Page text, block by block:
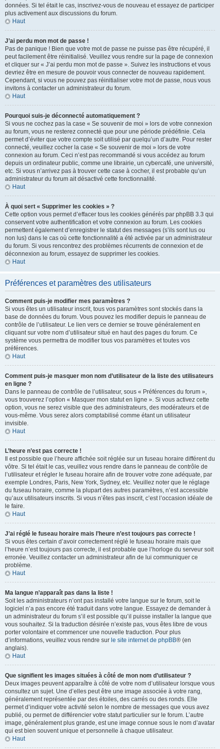
données. Si tel était le cas, inscrivez-vous de nouveau et essayez de participer
plus activement aux discussions du forum.
Haut
J’ai perdu mon mot de passe !
Pas de panique ! Bien que votre mot de passe ne puisse pas être récupéré, il
peut facilement être réinitialisé. Veuillez vous rendre sur la page de connexion
et cliquer sur « J’ai perdu mon mot de passe ». Suivez les instructions et vous
devriez être en mesure de pouvoir vous connecter de nouveau rapidement.
Cependant, si vous ne pouvez pas réinitialiser votre mot de passe, nous vous
invitons à contacter un administrateur du forum.
Haut
Pourquoi suis-je déconnecté automatiquement ?
Si vous ne cochez pas la case « Se souvenir de moi » lors de votre connexion
au forum, vous ne resterez connecté que pour une période prédéfinie. Cela
permet d’éviter que votre compte soit utilisé par quelqu’un d’autre. Pour rester
connecté, veuillez cocher la case « Se souvenir de moi » lors de votre
connexion au forum. Ceci n’est pas recommandé si vous accédez au forum
depuis un ordinateur public, comme une librairie, un cybercafé, une université,
etc. Si vous n’arrivez pas à trouver cette case à cocher, il est probable qu’un
administrateur du forum ait désactivé cette fonctionnalité.
Haut
À quoi sert « Supprimer les cookies » ?
Cette option vous permet d’effacer tous les cookies générés par phpBB 3.3 qui
conservent votre authentification et votre connexion au forum. Les cookies
permettent également d’enregistrer le statut des messages (s’ils sont lus ou
non lus) dans le cas où cette fonctionnalité a été activée par un administrateur
du forum. Si vous rencontrez des problèmes récurrents de connexion et de
déconnexion au forum, essayez de supprimer les cookies.
Haut
Préférences et paramètres des utilisateurs
Comment puis-je modifier mes paramètres ?
Si vous êtes un utilisateur inscrit, tous vos paramètres sont stockés dans la
base de données du forum. Vous pouvez les modifier depuis le panneau de
contrôle de l’utilisateur. Le lien vers ce dernier se trouve généralement en
cliquant sur votre nom d’utilisateur situé en haut des pages du forum. Ce
système vous permettra de modifier tous vos paramètres et toutes vos
préférences.
Haut
Comment puis-je masquer mon nom d’utilisateur de la liste des utilisateurs
en ligne ?
Dans le panneau de contrôle de l’utilisateur, sous « Préférences du forum »,
vous trouverez l’option « Masquer mon statut en ligne ». Si vous activez cette
option, vous ne serez visible que des administrateurs, des modérateurs et de
vous-même. Vous serez alors comptabilisé comme étant un utilisateur
invisible.
Haut
L’heure n’est pas correcte !
Il est possible que l’heure affichée soit réglée sur un fuseau horaire différent du
vôtre. Si tel était le cas, veuillez vous rendre dans le panneau de contrôle de
l’utilisateur et régler le fuseau horaire afin de trouver votre zone adéquate, par
exemple Londres, Paris, New York, Sydney, etc. Veuillez noter que le réglage
du fuseau horaire, comme la plupart des autres paramètres, n’est accessible
qu’aux utilisateurs inscrits. Si vous n’êtes pas inscrit, c’est l’occasion idéale de
le faire.
Haut
J’ai réglé le fuseau horaire mais l’heure n’est toujours pas correcte !
Si vous êtes certain d’avoir correctement réglé le fuseau horaire mais que
l’heure n’est toujours pas correcte, il est probable que l’horloge du serveur soit
erronée. Veuillez contacter un administrateur afin de lui communiquer ce
problème.
Haut
Ma langue n’apparaît pas dans la liste !
Soit les administrateurs n’ont pas installé votre langue sur le forum, soit le
logiciel n’a pas encore été traduit dans votre langue. Essayez de demander à
un administrateur du forum s’il est possible qu’il puisse installer la langue que
vous souhaitez. Si la traduction désirée n’existe pas, vous êtes libre de vous
porter volontaire et commencer une nouvelle traduction. Pour plus
d’informations, veuillez vous rendre sur le site internet de phpBB® (en
anglais).
Haut
Que signifient les images situées à côté de mon nom d’utilisateur ?
Deux images peuvent apparaître à côté de votre nom d’utilisateur lorsque vous
consultez un sujet. Une d’elles peut être une image associée à votre rang,
généralement représentée par des étoiles, des carrés ou des ronds. Elle
permet d’indiquer votre activité selon le nombre de messages que vous avez
publié, ou permet de différencier votre statut particulier sur le forum. L’autre
image, généralement plus grande, est une image connue sous le nom d’avatar
qui est bien souvent unique et personnelle à chaque utilisateur.
Haut